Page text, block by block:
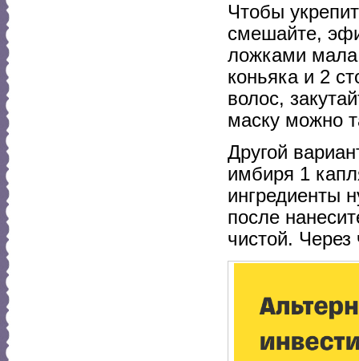
Чтобы
смешайте,
ложками мала
коньяка и 2
волос,
маску можно
Другой
имбиря 1
ингредиенты
после
чистой. Через